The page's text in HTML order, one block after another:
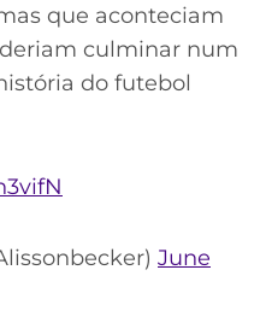
que aconteciam
culminar num
do futebol
June